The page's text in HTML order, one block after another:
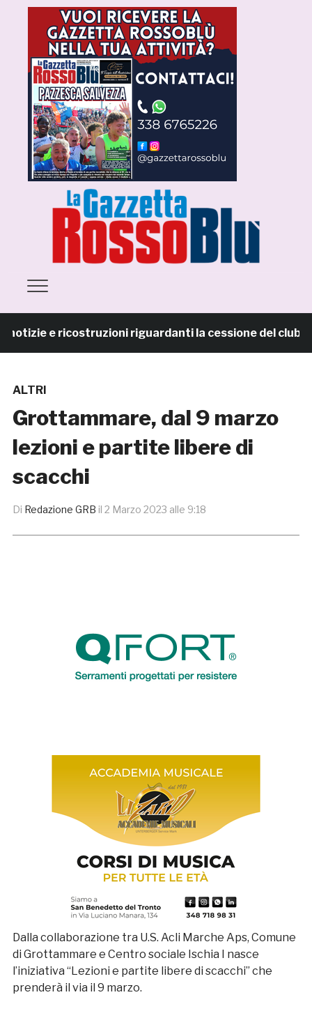
e ricostruzioni riguardanti la cessione del club.
ALTRI
Grottammare, dal 9 marzo
lezioni e partite libere di
scacchi
Di Redazione GRB il 2 Marzo 2023 alle 9:18
Dalla collaborazione tra U.S. Acli Marche Aps, Comune
di Grottammare e Centro sociale Ischia I nasce
l’iniziativa “Lezioni e partite libere di scacchi” che
prenderà il via il 9 marzo.